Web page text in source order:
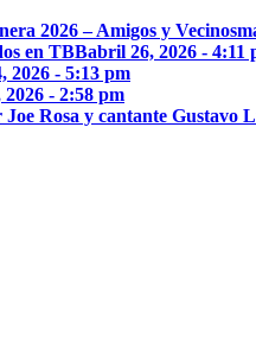
2026 – Amigos y Vecinos
en TBBabril 26, 2026 - 4:11
2026 - 5:13 pm
- 2:58 pm
Joe Rosa y cantante Gustavo